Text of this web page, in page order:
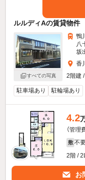
ルルディAの賃貸物件
すべての写真
鴨
八
坂
香
2階建
駐車場あり 駐輪場あり
4.2
（管理
敷 不
2階 /
お